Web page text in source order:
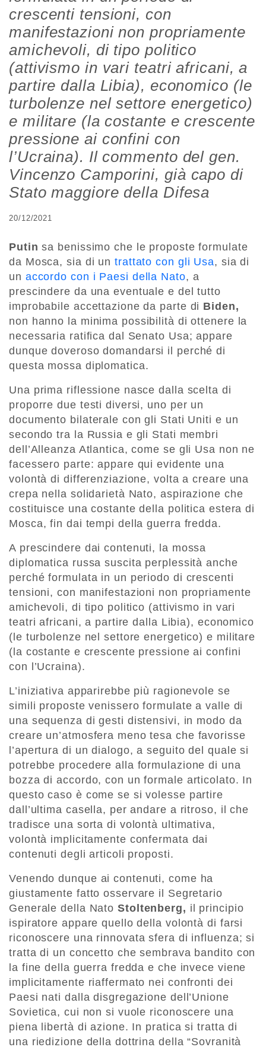
crescenti tensioni, con
manifestazioni non propriamente
amichevoli, di tipo politico
(attivismo in vari teatri africani, a
partire dalla Libia), economico (le
turbolenze nel settore energetico)
e militare (la costante e crescente
pressione ai confini con
l’Ucraina). Il commento del gen.
Vincenzo Camporini, già capo di
Stato maggiore della Difesa
20/12/2021
Putin sa benissimo che le proposte formulate
da Mosca, sia di un trattato con gli Usa, sia di
un accordo con i Paesi della Nato, a
prescindere da una eventuale e del tutto
improbabile accettazione da parte di Biden,
non hanno la minima possibilità di ottenere la
necessaria ratifica dal Senato Usa; appare
dunque doveroso domandarsi il perché di
questa mossa diplomatica.
Una prima riflessione nasce dalla scelta di
proporre due testi diversi, uno per un
documento bilaterale con gli Stati Uniti e un
secondo tra la Russia e gli Stati membri
dell’Alleanza Atlantica, come se gli Usa non ne
facessero parte: appare qui evidente una
volontà di differenziazione, volta a creare una
crepa nella solidarietà Nato, aspirazione che
costituisce una costante della politica estera di
Mosca, fin dai tempi della guerra fredda.
A prescindere dai contenuti, la mossa
diplomatica russa suscita perplessità anche
perché formulata in un periodo di crescenti
tensioni, con manifestazioni non propriamente
amichevoli, di tipo politico (attivismo in vari
teatri africani, a partire dalla Libia), economico
(le turbolenze nel settore energetico) e militare
(la costante e crescente pressione ai confini
con l’Ucraina).
L’iniziativa apparirebbe più ragionevole se
simili proposte venissero formulate a valle di
una sequenza di gesti distensivi, in modo da
creare un’atmosfera meno tesa che favorisse
l’apertura di un dialogo, a seguito del quale si
potrebbe procedere alla formulazione di una
bozza di accordo, con un formale articolato. In
questo caso è come se si volesse partire
dall’ultima casella, per andare a ritroso, il che
tradisce una sorta di volontà ultimativa,
volontà implicitamente confermata dai
contenuti degli articoli proposti.
Venendo dunque ai contenuti, come ha
giustamente fatto osservare il Segretario
Generale della Nato Stoltenberg, il principio
ispiratore appare quello della volontà di farsi
riconoscere una rinnovata sfera di influenza; si
tratta di un concetto che sembrava bandito con
la fine della guerra fredda e che invece viene
implicitamente riaffermato nei confronti dei
Paesi nati dalla disgregazione dell’Unione
Sovietica, cui non si vuole riconoscere una
piena libertà di azione. In pratica si tratta di
una riedizione della dottrina della “Sovranità